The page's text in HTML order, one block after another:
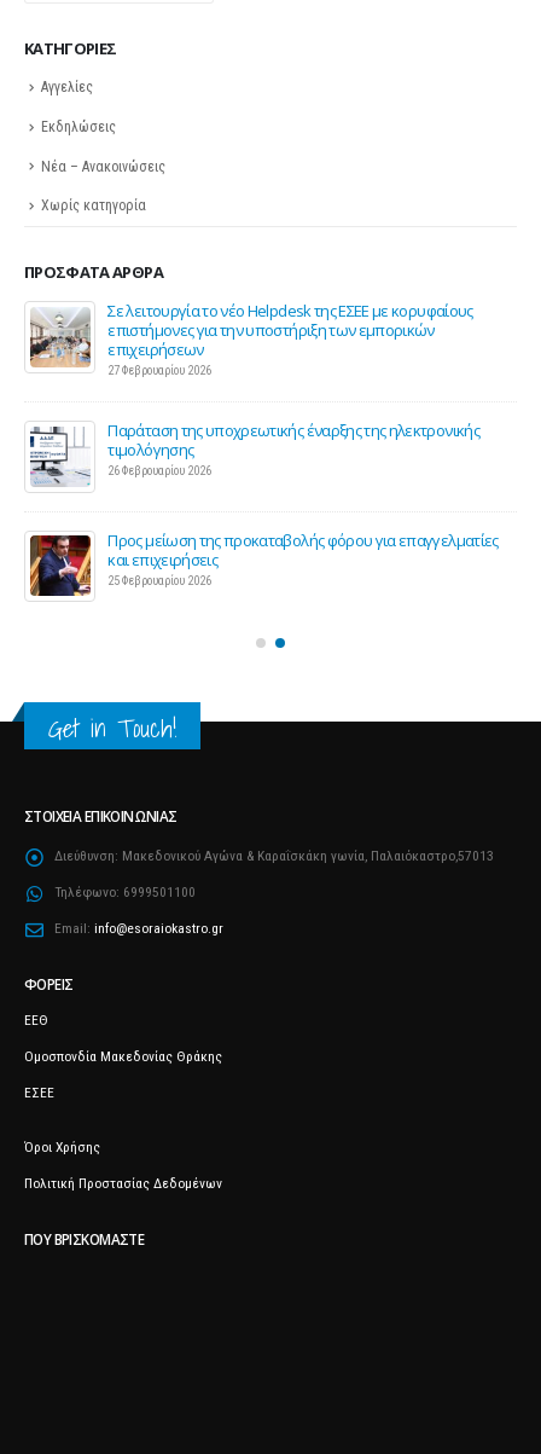
KΑΤΗΓΟΡΊΕΣ
Αγγελίες
Εκδηλώσεις
Νέα – Ανακοινώσεις
Χωρίς κατηγορία
ΠΡΌΣΦΑΤΑ ΆΡΘΡΑ
Σε λειτουργία το νέο Helpdesk της ΕΣΕΕ με κορυφαίους
επιστήμονες για την υποστήριξη των εμπορικών
επιχειρήσεων
27 Φεβρουαρίου 2026
Παράταση της υποχρεωτικής έναρξης της ηλεκτρονικής
τιμολόγησης
26 Φεβρουαρίου 2026
Προς μείωση της προκαταβολής φόρου για επαγγελματίες
και επιχειρήσεις
25 Φεβρουαρίου 2026
Get in Touch!
ΣΤΟΙΧΕΊΑ ΕΠΙΚΟΙΝΩΝΊΑΣ
Διεύθυνση: Μακεδονικού Αγώνα & Καραΐσκάκη γωνία, Παλαιόκαστρο,57013
Τηλέφωνο: 6999501100
Email: info@esoraiokastro.gr
ΦΟΡΕΊΣ
ΕΕΘ
Ομοσπονδία Μακεδονίας Θράκης
ΕΣΕΕ
Όροι Χρήσης
Πολιτική Προστασίας Δεδομένων
ΠΟΥ ΒΡΙΣΚΌΜΑΣΤΕ